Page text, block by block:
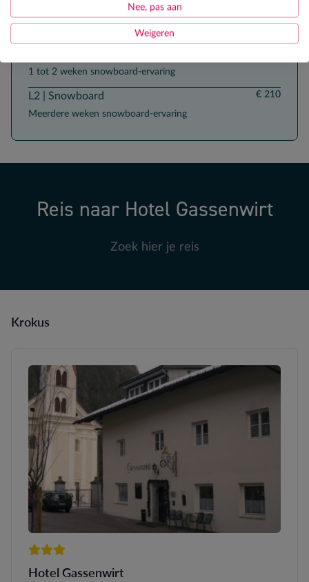
Nee, pas aan
Weigeren
Eerste maal op een board (beginner)
1 tot 2 weken snowboard-ervaring
L2 | Snowboard
Meerdere weken snowboard-ervaring
€ 210
Reis naar Hotel Gassenwirt
Zoek hier je reis
Krokus
3 sterren
Hotel Gassenwirt